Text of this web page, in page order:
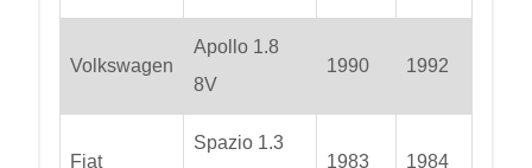
Volkswagen
Apollo 1.8
8V
1990 1992
Fiat
Spazio 1.3
1983
1984